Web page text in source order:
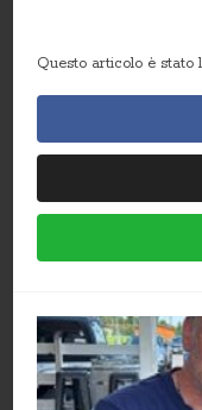
Questo articolo è stato